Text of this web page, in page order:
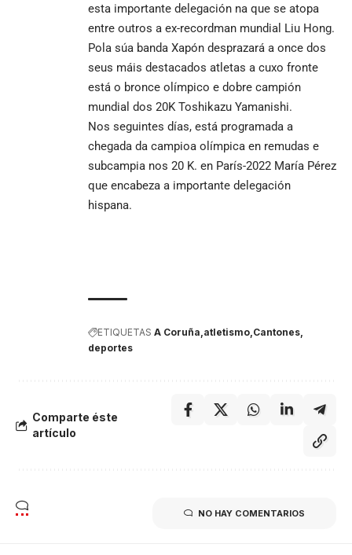
esta importante delegación na que se atopa
entre outros a ex-recordman mundial Liu Hong.
Pola súa banda Xapón desprazará a once dos
seus máis destacados atletas a cuxo fronte
está o bronce olímpico e dobre campión
mundial dos 20K Toshikazu Yamanishi.
Nos seguintes días, está programada a
chegada da campioa olímpica en remudas e
subcampia nos 20 K. en París-2022 María Pérez
que encabeza a importante delegación
hispana.
ETIQUETAS A Coruña atletismo Cantones
deportes
Comparte éste
artículo
NO HAY COMENTARIOS